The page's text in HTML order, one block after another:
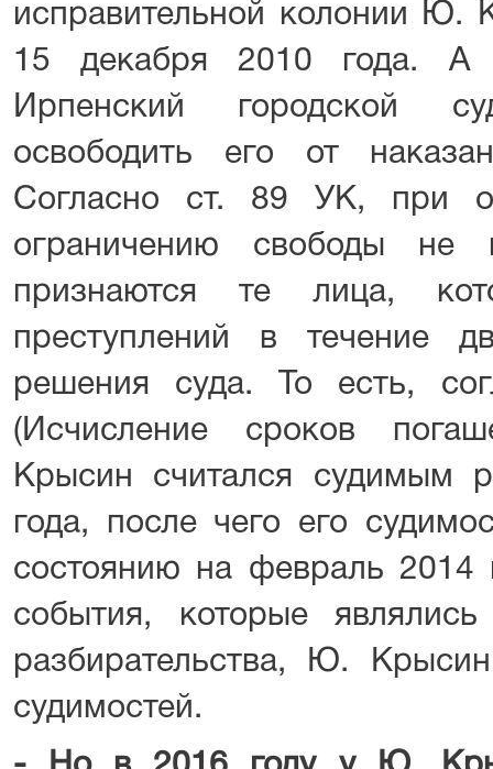
исправительной колонии Ю.
15 декабря 2010 года. А
Ирпенский городской
освободить его от
Согласно ст. 89 УК, при
ограничению свободы не
признаются те лица,
преступлений в течение
решения суда. То есть,
(Исчисление сроков
Крысин считался судимым
года, после чего его
состоянию на февраль 2014
события, которые
разбирательства, Ю.
судимостей.